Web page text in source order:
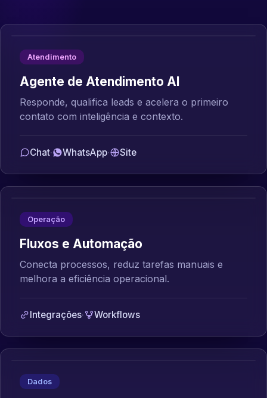
Atendimento
Agente de Atendimento AI
Responde, qualifica leads e acelera o primeiro
contato com inteligência e contexto.
Chat· WhatsApp· Site
Operação
Fluxos e Automação
Conecta processos, reduz tarefas manuais e
melhora a eficiência operacional.
Integrações· Workflows
Dados